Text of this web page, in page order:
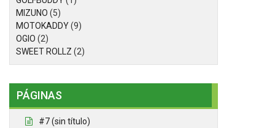
MIZUNO (5)
MOTOKADDY(9)
OGIO (2)
SWEET ROLLZ (2)
PÁGINAS
#7 (sin título)